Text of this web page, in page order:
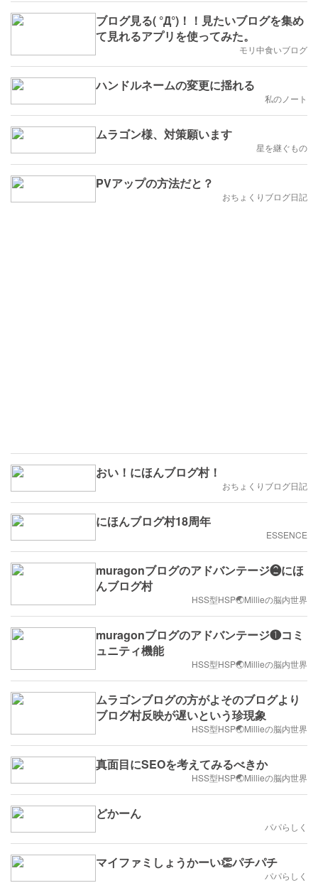
ブログ見る( °Д°)！！見たいブログを集め
て見れるアプリを使ってみた。
モリ中食いブログ
ハンドルネームの変更に揺れる
私のノート
ムラゴン様、対策願います
星を継ぐもの
PVアップの方法だと？
おちょくりブログ日記
おい！にほんブログ村！
おちょくりブログ日記
にほんブログ村18周年
ESSENCE
muragonブログのアドバンテージ❷にほ
んブログ村
HSS型HSP🌏Millieの脳内世界
muragonブログのアドバンテージ❶コミ
ュニティ機能
HSS型HSP🌏Millieの脳内世界
ムラゴンブログの方がよそのブログより
ブログ村反映が遅いという珍現象
HSS型HSP🌏Millieの脳内世界
真面目にSEOを考えてみるべきか
HSS型HSP🌏Millieの脳内世界
どかーん
パパらしく
マイファミしょうかーい👏パチパチ
パパらしく